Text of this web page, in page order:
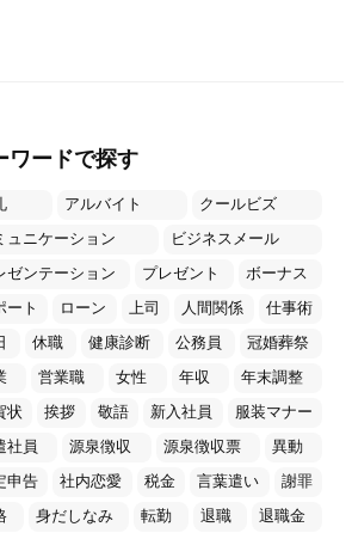
ワードで探す
アルバイト
クールビズ
ュニケーション
ビジネスメール
ゼンテーション
プレゼント
ボーナス
ート
ローン 上司 人間関係
仕事術
休職 健康診断 公務員
冠婚葬祭
営業職 女性 年収
年末調整
状
挨拶 敬語 新入社員
服装マナー
社員
源泉徴収 源泉徴収票
異動
申告
社内恋愛 税金 言葉遣い
謝罪
身だしなみ 転勤 退職
退職金